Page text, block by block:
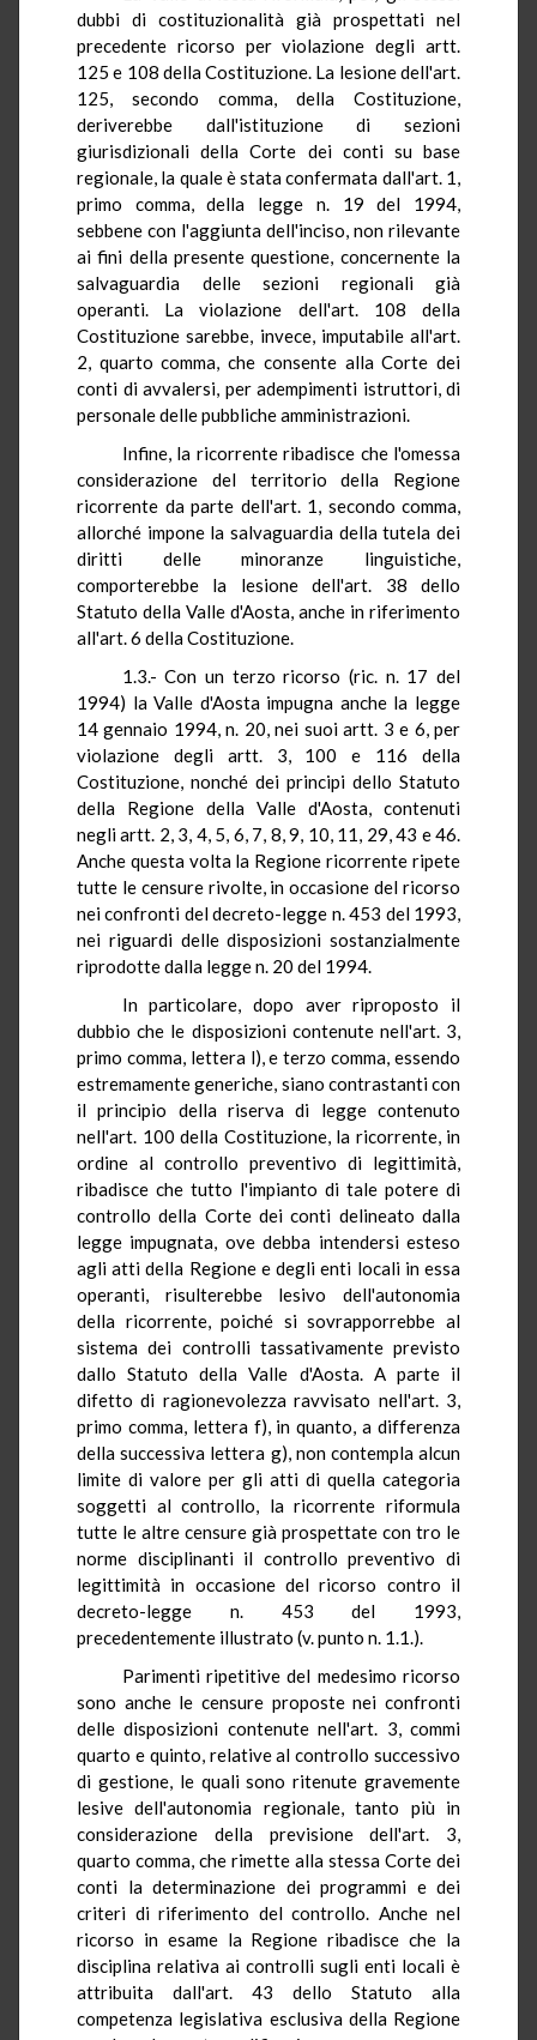
dubbi di costituzionalità già prospettati nel
precedente ricorso per violazione degli artt.
125 e 108 della Costituzione. La lesione dell'art.
125, secondo comma, della Costituzione,
deriverebbe dall'istituzione di sezioni
giurisdizionali della Corte dei conti su base
regionale, la quale è stata confermata dall'art. 1,
primo comma, della legge n. 19 del 1994,
sebbene con l'aggiunta dell'inciso, non rilevante
ai fini della presente questione, concernente la
salvaguardia delle sezioni regionali già
operanti. La violazione dell'art. 108 della
Costituzione sarebbe, invece, imputabile all'art.
2, quarto comma, che consente alla Corte dei
conti di avvalersi, per adempimenti istruttori, di
personale delle pubbliche amministrazioni.
Infine, la ricorrente ribadisce che l'omessa
considerazione del territorio della Regione
ricorrente da parte dell'art. 1, secondo comma,
allorché impone la salvaguardia della tutela dei
diritti delle minoranze linguistiche,
comporterebbe la lesione dell'art. 38 dello
Statuto della Valle d'Aosta, anche in riferimento
all'art. 6 della Costituzione.
1.3.- Con un terzo ricorso (ric. n. 17 del
1994) la Valle d'Aosta impugna anche la legge
14 gennaio 1994, n. 20, nei suoi artt. 3 e 6, per
violazione degli artt. 3, 100 e 116 della
Costituzione, nonché dei principi dello Statuto
della Regione della Valle d'Aosta, contenuti
negli artt. 2, 3, 4, 5, 6, 7, 8, 9, 10, 11, 29, 43 e 46.
Anche questa volta la Regione ricorrente ripete
tutte le censure rivolte, in occasione del ricorso
nei confronti del decreto-legge n. 453 del 1993,
nei riguardi delle disposizioni sostanzialmente
riprodotte dalla legge n. 20 del 1994.
In particolare, dopo aver riproposto il
dubbio che le disposizioni contenute nell'art. 3,
primo comma, lettera l), e terzo comma, essendo
estremamente generiche, siano contrastanti con
il principio della riserva di legge contenuto
nell'art. 100 della Costituzione, la ricorrente, in
ordine al controllo preventivo di legittimità,
ribadisce che tutto l'impianto di tale potere di
controllo della Corte dei conti delineato dalla
legge impugnata, ove debba intendersi esteso
agli atti della Regione e degli enti locali in essa
operanti, risulterebbe lesivo dell'autonomia
della ricorrente, poiché si sovrapporrebbe al
sistema dei controlli tassativamente previsto
dallo Statuto della Valle d'Aosta. A parte il
difetto di ragionevolezza ravvisato nell'art. 3,
primo comma, lettera f), in quanto, a differenza
della successiva lettera g), non contempla alcun
limite di valore per gli atti di quella categoria
soggetti al controllo, la ricorrente riformula
tutte le altre censure già prospettate con tro le
norme disciplinanti il controllo preventivo di
legittimità in occasione del ricorso contro il
decreto-legge n. 453 del 1993,
precedentemente illustrato (v. punto n. 1.1.).
Parimenti ripetitive del medesimo ricorso
sono anche le censure proposte nei confronti
delle disposizioni contenute nell'art. 3, commi
quarto e quinto, relative al controllo successivo
di gestione, le quali sono ritenute gravemente
lesive dell'autonomia regionale, tanto più in
considerazione della previsione dell'art. 3,
quarto comma, che rimette alla stessa Corte dei
conti la determinazione dei programmi e dei
criteri di riferimento del controllo. Anche nel
ricorso in esame la Regione ribadisce che la
disciplina relativa ai controlli sugli enti locali è
attribuita dall'art. 43 dello Statuto alla
competenza legislativa esclusiva della Regione